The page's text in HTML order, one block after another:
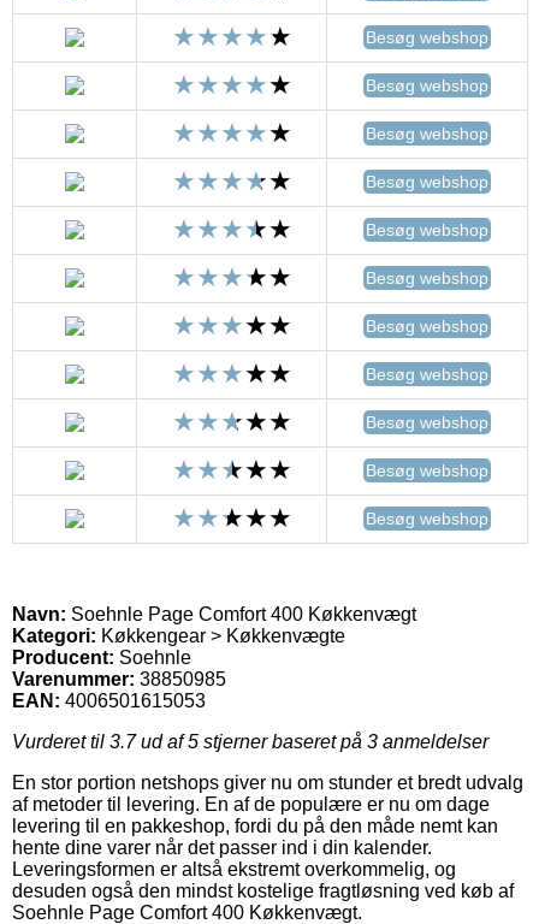
Besøg webshop
Besøg webshop
Besøg webshop
Besøg webshop
Besøg webshop
Besøg webshop
Besøg webshop
Besøg webshop
Besøg webshop
Besøg webshop
Besøg webshop
Navn: Soehnle Page Comfort 400 Køkkenvægt
Kategori: Køkkengear > Køkkenvægte
Producent: Soehnle
Varenummer: 38850985
EAN: 4006501615053
Vurderet til 3.7ud af 5 stjerner baseret på 3 anmeldelser
En stor portion netshops giver nu om stunder et bredt udvalg
af metoder til levering. En af de populære er nu om dage
levering til en pakkeshop, fordi du på den måde nemt kan
hente dine varer når det passer ind i din kalender.
Leveringsformen er altså ekstremt overkommelig, og
desuden også den mindst kostelige fragtløsning ved køb af
Soehnle Page Comfort 400 Køkkenvægt.